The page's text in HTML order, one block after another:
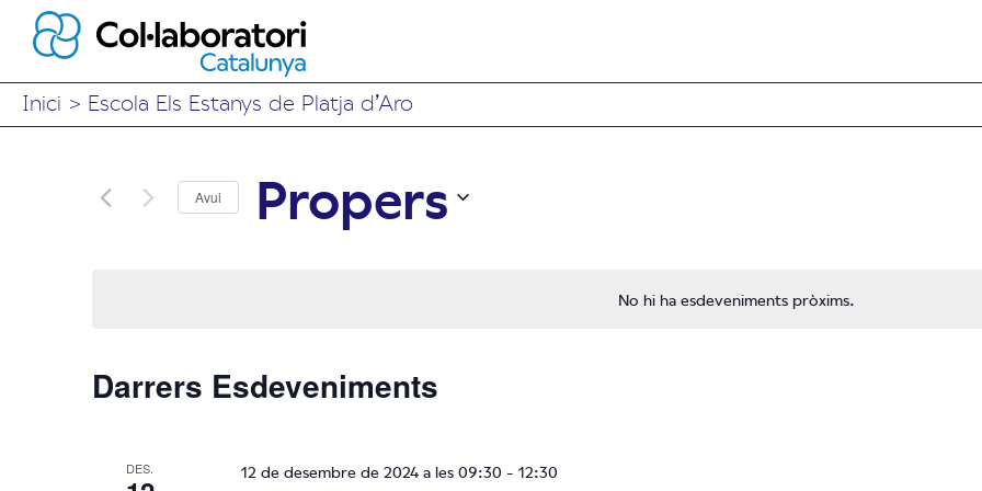
Inici > Escola Els Estanys de Platja d’Aro
No hi ha esdeveniments pròxims.
Avui Propers
Darrers Esdeveniments
DES. 12 de desembre de 2024 a les 09:30 - 12:30